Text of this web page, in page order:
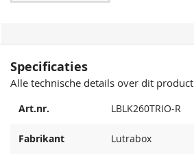
Specificaties
Alle technische details over dit product
Art.nr. LBLK260TRIO-R
Fabrikant Lutrabox